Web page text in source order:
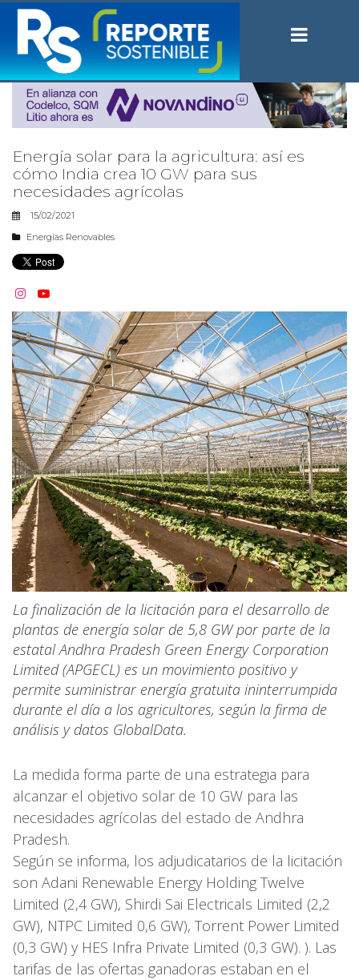
Energía solar para la agricultura: así es
cómo India crea 10 GW para sus
necesidades agrícolas
15/02/2021
Energías Renovables
 
La finalización de la licitación para el desarrollo de
plantas de energía solar de 5,8 GW por parte de la
estatal Andhra Pradesh Green Energy Corporation
Limited (APGECL) es un movimiento positivo y
permite suministrar energía gratuita ininterrumpida
durante el día a los agricultores, según la firma de
análisis y datos GlobalData.
La medida forma parte de una estrategia para
alcanzar el objetivo solar de 10 GW para las
necesidades agrícolas del estado de Andhra
Pradesh.
Según se informa, los adjudicatarios de la licitación
son Adani Renewable Energy Holding Twelve
Limited (2,4 GW), Shirdi Sai Electricals Limited (2,2
GW), NTPC Limited 0,6 GW), Torrent Power Limited
(0,3 GW) y HES Infra Private Limited (0,3 GW). ). Las
tarifas de las ofertas ganadoras estaban en el